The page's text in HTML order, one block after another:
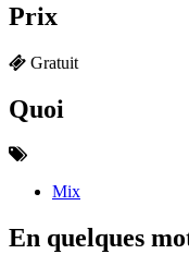
Prix
Gratuit
Quoi
Mix
En quelques